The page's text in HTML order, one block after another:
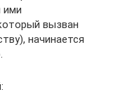
ими
вызван
начинается